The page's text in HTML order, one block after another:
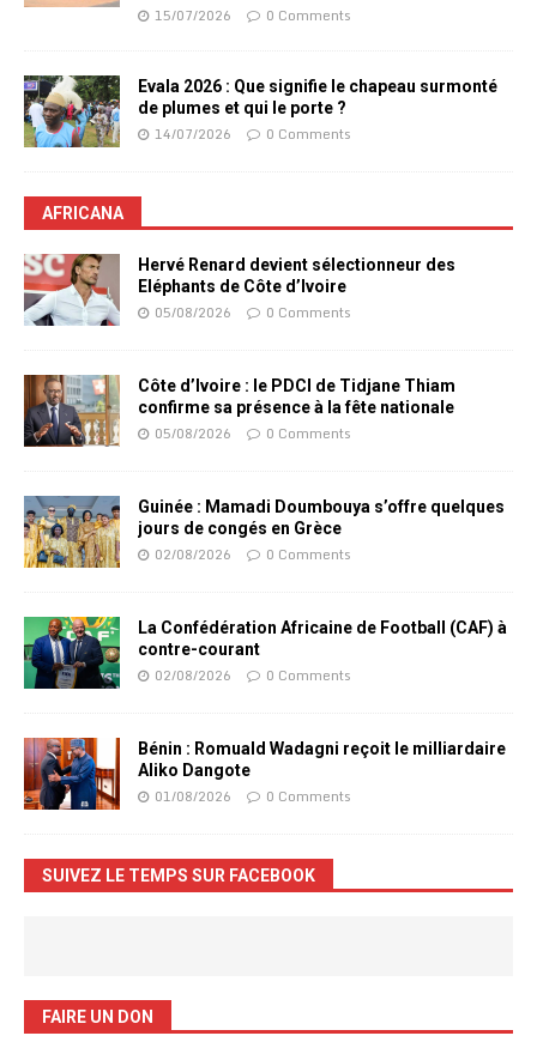
15/07/2026 0 Comments
Evala 2026 : Que signifie le chapeau surmonté
de plumes et qui le porte ?
14/07/2026 0 Comments
AFRICANA
Hervé Renard devient sélectionneur des
Eléphants de Côte d’Ivoire
05/08/2026 0 Comments
Côte d’Ivoire : le PDCI de Tidjane Thiam
confirme sa présence à la fête nationale
05/08/2026 0 Comments
Guinée : Mamadi Doumbouya s’offre quelques
jours de congés en Grèce
02/08/2026 0 Comments
La Confédération Africaine de Football (CAF) à
contre-courant
02/08/2026 0 Comments
Bénin : Romuald Wadagni reçoit le milliardaire
Aliko Dangote
01/08/2026 0 Comments
SUIVEZ LE TEMPS SUR FACEBOOK
FAIRE UN DON